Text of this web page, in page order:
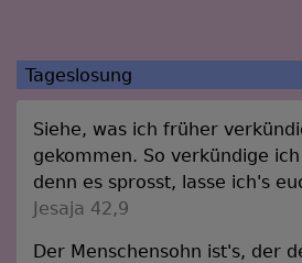
Tageslosung
Siehe, was ich früher
gekommen. So verkündige
denn es sprosst, lasse ich's
Jesaja 42,9
Der Menschensohn ist's, der